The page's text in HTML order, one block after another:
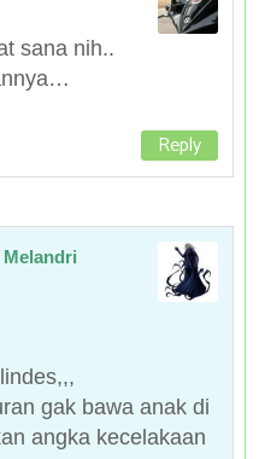
sana nih..
Reply
gak bawa anak di
angka kecelakaan